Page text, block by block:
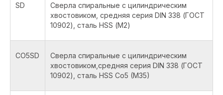
SD
Сверла спиральные с цилиндрическим
хвостовиком, средняя серия DIN 338 (ГОСТ
10902), сталь HSS (М2)
CO5SD
Сверла спиральные с цилиндрическим
хвостовиком,средняя серия DIN 338 (ГОСТ
10902), сталь HSS Co5 (M35)